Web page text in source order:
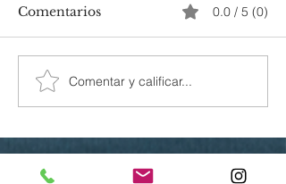
Comentarios 0.0 / 5 (0)
Comentar y calificar...